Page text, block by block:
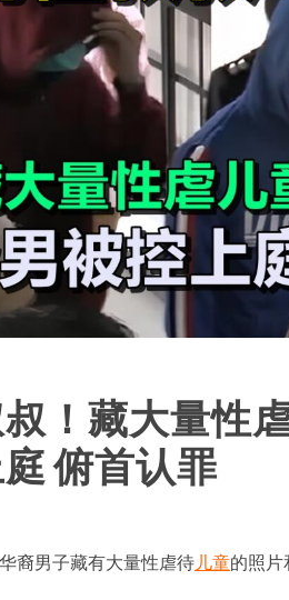
！藏大量性
俯首认罪
裔男子藏有大量性虐待儿童的照片